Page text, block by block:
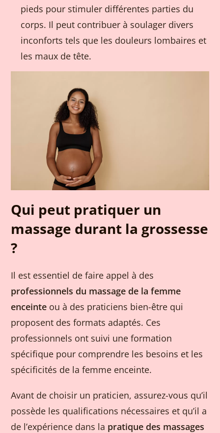
pieds pour stimuler différentes parties du
corps. Il peut contribuer à soulager divers
inconforts tels que les douleurs lombaires et
les maux de tête.
Qui peut pratiquer un
massage durant la grossesse
?
Il est essentiel de faire appel à des
professionnels du massage de la femme
enceinte ou à des praticiens bien-être qui
proposent des formats adaptés. Ces
professionnels ont suivi une formation
spécifique pour comprendre les besoins et les
spécificités de la femme enceinte.
Avant de choisir un praticien, assurez-vous qu’il
possède les qualifications nécessaires et qu’il a
de l’expérience dans la pratique des massages